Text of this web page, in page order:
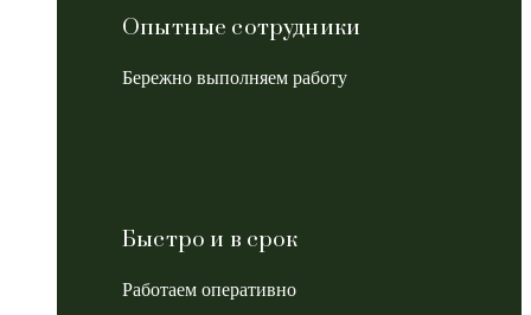
Опытные сотрудники
Бережно выполняем работу
Быстро и в срок
Работаем оперативно